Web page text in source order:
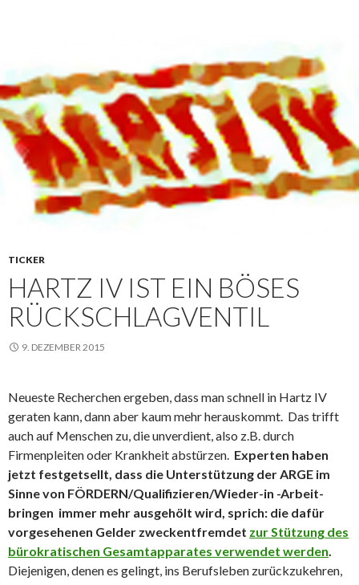
TICKER
HARTZ IV IST EIN BÖSES
RÜCKSCHLAGVENTIL
9. DEZEMBER 2015
Neueste Recherchen ergeben, dass man schnell in Hartz IV
geraten kann, dann aber kaum mehr herauskommt. Das trifft
auch auf Menschen zu, die unverdient, also z.B. durch
Firmenpleiten oder Krankheit abstürzen. Experten haben
jetzt festgetsellt, dass die Unterstützung der ARGE im
Sinne von FÖRDERN/Qualifizieren/Wieder-in -Arbeit-
bringen immer mehr ausgehölt wird, sprich: die dafür
vorgesehenen Gelder zweckentfremdet zur Stützung des
bürokratischen Gesamtapparates verwendet werden.
Diejenigen, denen es gelingt, ins Berufsleben zurückzukehren,